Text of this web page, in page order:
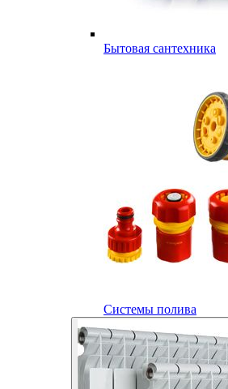
Бытовая сантехника
Системы полива